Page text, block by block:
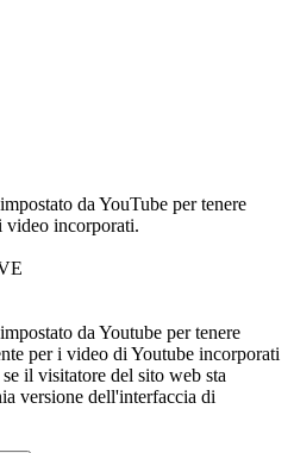
da YouTube per tenere
video incorporati.
da Youtube per tenere
per i video di Youtube incorporati
il visitatore del sito web sta
versione dell'interfaccia di